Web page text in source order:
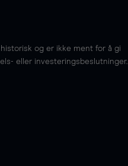
og er ikke ment for å gi
eller investeringsbeslutninger.